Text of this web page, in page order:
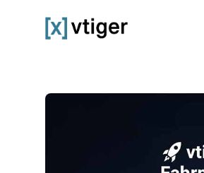
vtiger CRM